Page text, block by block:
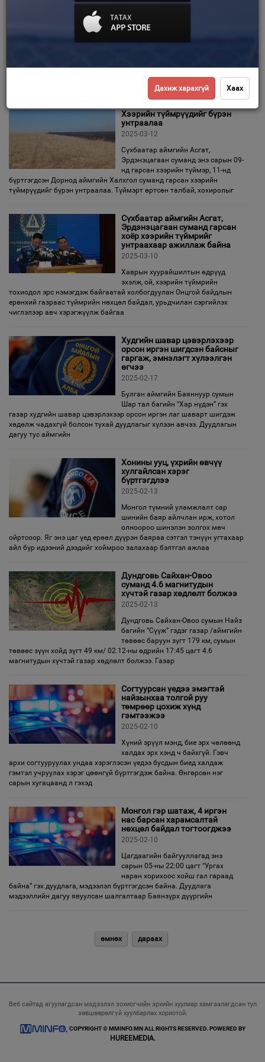
шалгаж байна
2025-03-12
ийм хүмүүсээс болгоомжлоорой”
гэх гарчигтай видео мэдээлэл нийтлэгдсэн. Уг хэрэг нь энэ оны
гуравдугаар сарын 11-ний өдөр Баянгол дүүргийн
Хээрийн түймрүүдийг бүрэн
унтраалаа
2025-03-12
Сүхбаатар аймгийн Асгат,
Эрдэнэцагаан суманд энэ сарын 09-
нд гарсан хээрийн түймэр, 11-нд
бүртгэгдсэн Дорнод аймгийн Халхгол суманд гарсан хээрийн
түймрүүдийг бүрэн унтраалаа. Түймэрт өртсөн талбай, хохиролыг
Сүхбаатар аймгийн Асгат,
Эрдэнэцагаан суманд гарсан
хоёр хээрийн түймрийг
унтраахаар ажиллаж байна
2025-03-10
Хаврын хуурайшилтын өдрүүд
эхэлж, ой, хээрийн түймрийн
тохиодол эрс нэмэгдэж байгаатай холбогдуулан Онцгой байдлын
ерөнхий газраас түймрийн нөхцөл байдал, урьдчилан сэргийлэх
чиглэлээр авч хэрэгжүүлж байгаа
Худгийн шавар цэвэрлэхээр
орсон иргэн шигдсэн байсныг
гаргаж, эмнэлэгт хүлээлгэн
өгчээ
2025-02-17
Булган аймгийн Баяннуур сумын
Шар тал багийн “Хар нүдэн” гэх
газар худгийн шавар цэвэрлэхээр орсон иргэн лаг шаварт шигдэж
хөдөлж чадахгүй болсон тухай дуудлагыг хүлээн авчээ. Дуудлагын
дагуу тус аймгийн
Хонины ууц, үхрийн өвчүү
хулгайлсан хэрэг
бүртгэгдлээ
2025-02-13
Монгол түмний уламжлалт сар
шинийн баяр айлчлан ирж, хотол
олноороо шинэлэн золгох мөч
ойртсоор. Яг энэ цаг үед ерөөл дүүрэн баяраа сэтгэл тэнүүн угтахаар
айл бүр идээний дээдийг хоймроо залахаар бэлтгэл ажлаа
Дундговь Сайхан-Овоо
суманд 4.6 магнитудын
хүчтэй газар хөдлөлт болжээ
2025-02-13
Дундговь Сайхан-Овоо сумын Найз
багийн “Сүүж” гэдэг газар /аймгийн
төвөөс баруун зүгт 179 км, сумын
төвөөс зүүн хойд зүгт 49 км/ 02.12-ны өдрийн 17:45 цагт 4.6
магнитудын хүчтэй газар хөдлөлт болжээ. Газар
Согтуурсан үедээ эмэгтэй
найзынхаа толгой руу
төмрөөр цохиж хүнд
гэмтээжээ
2025-02-10
Хүний эрүүл мэнд, бие эрх чөлөөнд
халдах эрх хэнд ч байхгүй. Гэвч
архи согтууруулах ундаа хэрэглэсэн үедээ бусдын биед халдаж
гэмтэл учруулах хэрэг цөөнгүй бүртгэгдэж байна. Өнгөрсөн нэг
сарын хугацаанд л гэхэд
Монгол гэр шатаж, 4 иргэн
нас барсан харамсалтай
нөхцөл байдал тогтоогджээ
2025-02-10
Цагдаагийн байгууллагад энэ
сарын 05-ны 22:00 цагт “Ургах
наран хорихоос хойш гал гараад
байна” гэх дуудлага, мэдээлэл бүртгэгдсэн байна. Дуудлага
мэдээллийн дагуу явуулсан шалгалтаар Баянзүрх дүүргийн
өмнөх дараах
Веб сайтад агуулагдсан мэдээлэл зохиогчийн эрхийн хуулиар хамгаалагдсан тул
зөвшөөрөлгүй хуулбарлах хориотой.
COPYRIGHT © MMINFO.MN ALL RIGHTS RESERVED. POWERED BY
HUREEMEDIA.
Дахиж харахгүй Хаах